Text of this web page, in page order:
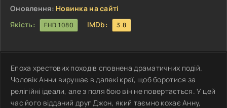
Оновлення: Новинка на сайті
Якість:
FHD 1080 IMDb: 3.8
Епоха хрестових походів сповнена драматичних подій.
Чоловік Анни вирушає в далекі краї, щоб боротися за
релігійні ідеали, але з поля бою він не повертається. У цей
час його відданий друг Джон, який таємно кохає Анну,